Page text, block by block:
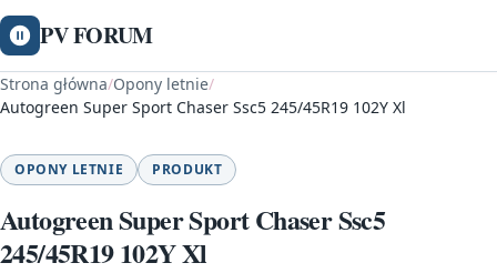
PV FORUM
Strona główna/Opony letnie/
Autogreen Super Sport Chaser Ssc5 245/45R19 102Y Xl
OPONY LETNIE PRODUKT
Autogreen Super Sport Chaser Ssc5
245/45R19 102Y Xl